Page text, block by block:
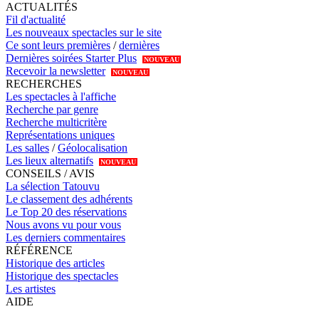
ACTUALITÉS
Fil d'actualité
Les nouveaux spectacles sur le site
Ce sont leurs premières /dernières
Dernières soirées Starter Plus
NOUVEAU
Recevoir la newsletter NOUVEAU
RECHERCHES
Les spectacles à l'affiche
Recherche par genre
Recherche multicritère
Représentations uniques
Les salles /Géolocalisation
Les lieux alternatifs
NOUVEAU
CONSEILS / AVIS
La sélection Tatouvu
Le classement des adhérents
Le Top 20 des réservations
Nous avons vu pour vous
Les derniers commentaires
RÉFÉRENCE
Historique des articles
Historique des spectacles
Les artistes
AIDE